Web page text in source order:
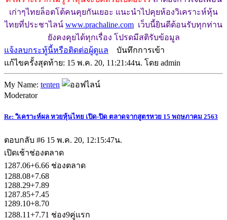
เก่าๆไทยล็อตโต้คนคุยกันเยอะ แนะนำไปคุยห้องวิเคราะห์หุ้น
ไทยที่ประชาไลน์ www.prachaline.com เว็บนี้ยินดีต้อนรับทุกท่าน
ยังคงคุยได้ทุกเรื่อง โปรดมีสติรับข้อมูล
แจ้งลบกระทู้นี้หรือติดต่อผู้ดูแล
บันทึกการเข้า
แก้ไขครั้งสุดท้าย: 15 พ.ค. 20, 11:21:44น. โดย admin
My Name: tenten
Moderator
Re: วิเคราะห์ผล หวยหุ้นไทย เปิด-ปิด ตลาดจากสูตรหวย 15 พฤษภาคม 2563
ตอบกลับ #6 15 พ.ค. 20, 12:15:47น.
เปิดเช้าช่องตลาด
1287.06+6.66 ช่องตลาด
1288.08+7.68
1288.29+7.89
1287.85+7.45
1289.10+8.70
1288.11+7.71 ช่อง9คู่แรก